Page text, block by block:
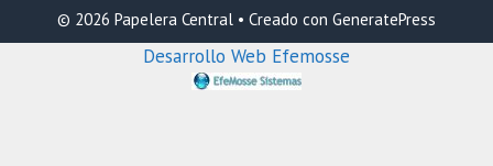
© 2026 Papelera Central • Creado con GeneratePress
Desarrollo Web Efemosse